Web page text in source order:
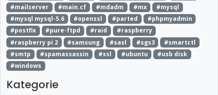
#mailserver
#main.cf #mdadm #mx
#mysql
#mysql mysql-5.6
#openssl #parted
#phpmyadmin
#postfix
#pure-ftpd #raid
#raspberry
#raspberry pi 2
#samsung #sasl #sgs3
#smartctl
#smtp
#spamassassin #ssl #ubuntu
#usb disk
#windows
Kategorie